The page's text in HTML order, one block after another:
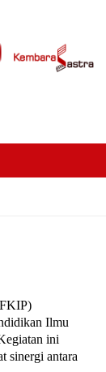
Ilmu
ini
sinergi antara